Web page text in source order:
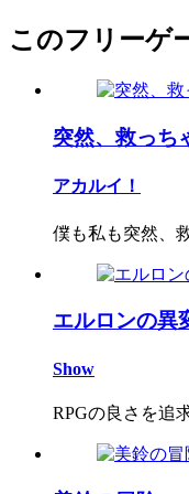
このフリーゲ
突然、救っち
アカルイ！
僕も私も突然、
エルロンの異
Show
RPGの良さを追